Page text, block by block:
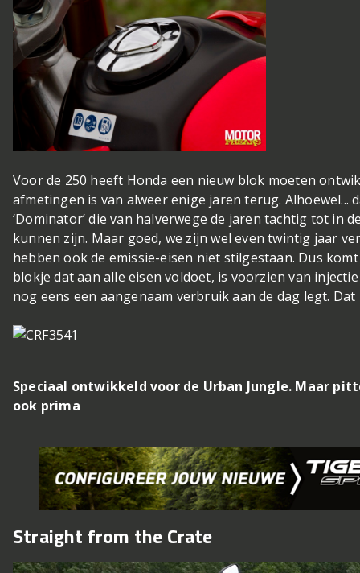
Voor de 250 heeft Honda een nieuw blok moeten
afmetingen is van alweer enige jaren terug. Alhoewel...
‘Dominator’ die van halverwege de jaren tachtig tot in
kunnen zijn. Maar goed, we zijn wel even twintig jaar
hebben ook de emissie-eisen niet stilgestaan. Dus
blokje dat aan alle eisen voldoet, is voorzien van
nog eens een aangenaam verbruik aan de dag legt. Dat
Speciaal ontwikkeld voor de Urban Jungle. Maar
ook prima
Straight from the Crate